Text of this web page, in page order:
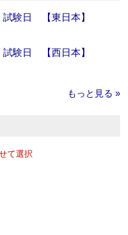
験日 【東日本】
験日 【西日本】
もっと見る »
て選択